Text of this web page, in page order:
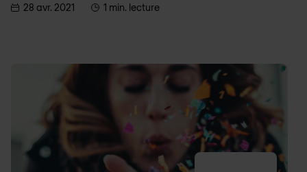
28 avr. 2021 1 min. lecture